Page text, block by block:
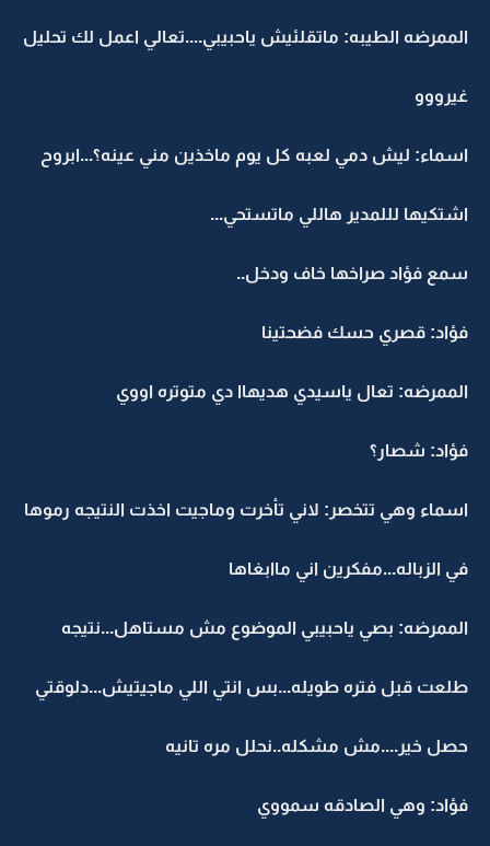
الممرضه الطيبه: ماتقلئيش ياحبيبي....تعالي اعمل لك تحليل
غيرووو
اسماء: ليش دمي لعبه كل يوم ماخذين مني عينه؟...ابروح
اشتكيها لللمدير هاللي ماتستحي...
سمع فؤاد صراخها خاف ودخل..
فؤاد: قصري حسك فضحتينا
الممرضه: تعال ياسيدي هديهاا دي متوتره اووي
فؤاد: شصار؟
اسماء وهي تتخصر: لاني تأخرت وماجيت اخذت النتيجه رموها
في الزباله...مفكرين اني ماابغاها
الممرضه: بصي ياحبيبي الموضوع مش مستاهل...نتيجه
طلعت قبل فتره طويله...بس انتي اللي ماجيتيش...دلوقتي
حصل خير....مش مشكله..نحلل مره تانيه
فؤاد: وهي الصادقه سمووي